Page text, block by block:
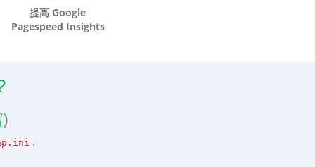
提高 Google
Pagespeed Insights
)
.